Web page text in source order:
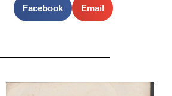
Facebook Email